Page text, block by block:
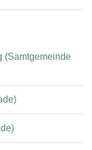
(Samtgemeinde